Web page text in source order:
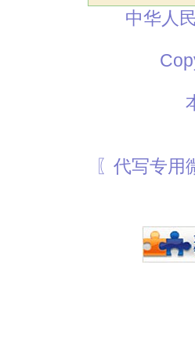
中华人
〖代写专